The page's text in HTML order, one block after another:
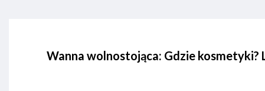
Wanna wolnostojąca: Gdzie kosmetyki?